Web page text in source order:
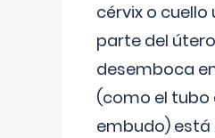
cérvix o cuello
parte del
desemboca
(como el tubo
embudo) está